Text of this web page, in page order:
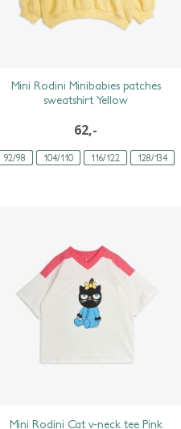
92/98 104/110 116/122 128/134
Mini Rodini Minibabies patches
sweatshirt Yellow
62,-
Mini Rodini Cat v-neck tee Pink